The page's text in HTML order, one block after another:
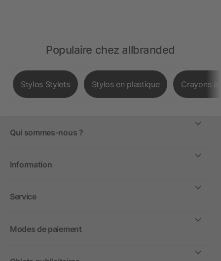
Populaire chez allbranded
Stylos Stylets Stylos en plastique Crayons à
Qui sommes-nous ?
Information
Service
Modes de paiement